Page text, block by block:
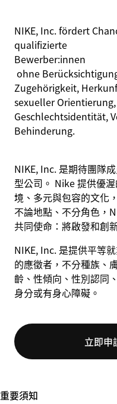
NIKE, Inc. fördert
qualifizierte
Bewerber:innen
ohne
Zugehörigkeit,
sexueller
Geschlechtsidentität,
Behinderung.
NIKE, Inc. 是期待團隊
型公司。 Nike 提供優
境、多元與包容的文化
不論地點、不分角色，
共同使命：將啟發和創
NIKE, Inc. 是提供平等
的應徵者，不分種族、
齡、性傾向、性別認同
身分或有身心障礙。
立即申
重要須知